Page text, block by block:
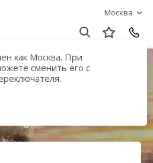
Москва
как Москва. При
сменить его с